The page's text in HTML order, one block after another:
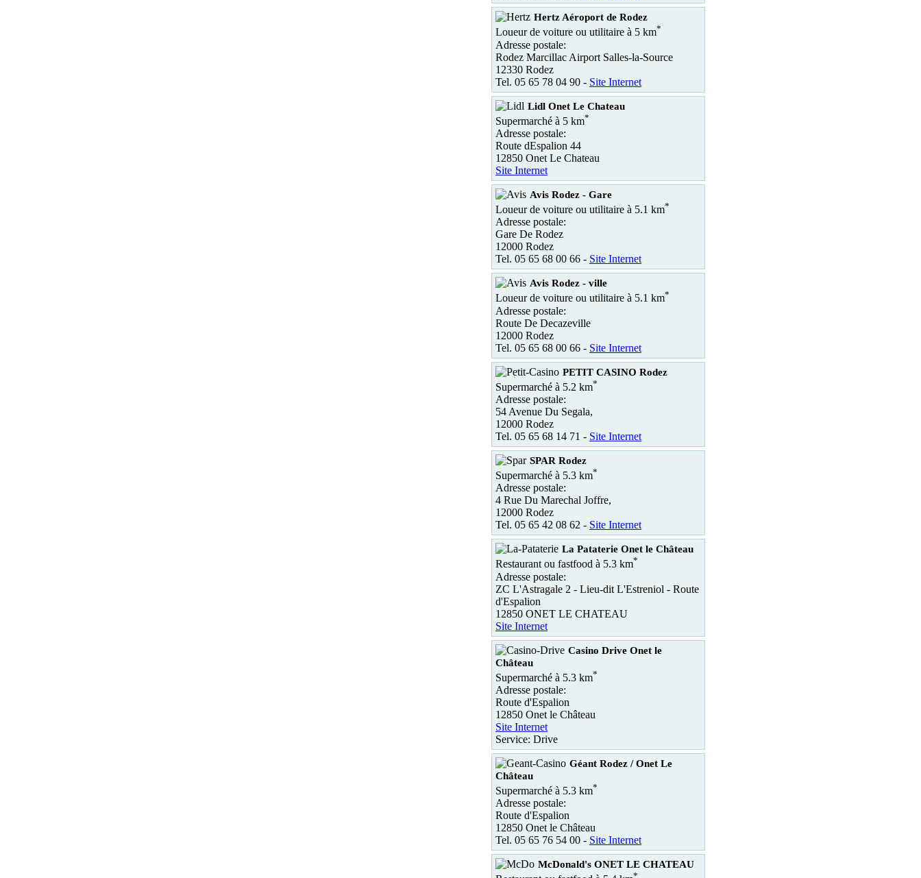
Hertz Aéroport de Rodez
Loueur de voiture ou utilitaire à 5 km*
Adresse postale:
Rodez Marcillac Airport Salles-la-Source
12330 Rodez
Tel. 05 65 78 04 90 - Site Internet
Lidl Onet Le Chateau
Supermarché à 5 km*
Adresse postale:
Route dEspalion 44
12850 Onet Le Chateau
Site Internet
Avis Rodez - Gare
Loueur de voiture ou utilitaire à 5.1 km*
Adresse postale:
Gare De Rodez
12000 Rodez
Tel. 05 65 68 00 66 - Site Internet
Avis Rodez - ville
Loueur de voiture ou utilitaire à 5.1 km*
Adresse postale:
Route De Decazeville
12000 Rodez
Tel. 05 65 68 00 66 - Site Internet
PETIT CASINO Rodez
Supermarché à 5.2 km*
Adresse postale:
54 Avenue Du Segala,
12000 Rodez
Tel. 05 65 68 14 71 - Site Internet
SPAR Rodez
Supermarché à 5.3 km*
Adresse postale:
4 Rue Du Marechal Joffre,
12000 Rodez
Tel. 05 65 42 08 62 - Site Internet
La Pataterie Onet le Château
Restaurant ou fastfood à 5.3 km*
Adresse postale:
ZC L'Astragale 2 - Lieu-dit L'Estreniol - Route
d'Espalion
12850 ONET LE CHATEAU
Site Internet
Casino Drive Onet le
Château
Supermarché à 5.3 km*
Adresse postale:
Route d'Espalion
12850 Onet le Château
Site Internet
Service: Drive
Géant Rodez / Onet Le
Château
Supermarché à 5.3 km*
Adresse postale:
Route d'Espalion
12850 Onet le Château
Tel. 05 65 76 54 00 - Site Internet
McDonald's ONET LE CHATEAU
*